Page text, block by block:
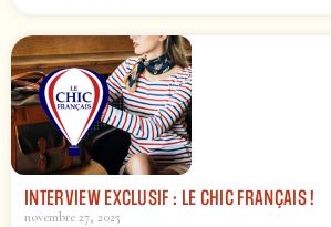
INTERVIEW EXCLUSIF : LE CHIC FRANÇAIS !
novembre 27, 2025